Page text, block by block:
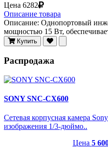
Цена 6282
Описание товара
Описание: Однопортовый
мощностью 15 Вт,
Купить
Распродажа
SONY SNC-CX600
Сетевая корпусная камера
изображения 1/3-дюймо..
Цена 5